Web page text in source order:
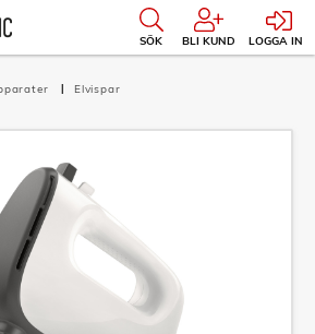
SÖK BLI KUND LOGGA IN
Elvispar